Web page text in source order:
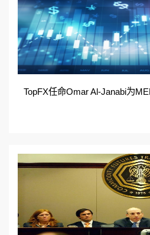
TopFX任命Omar Al-Janabi为